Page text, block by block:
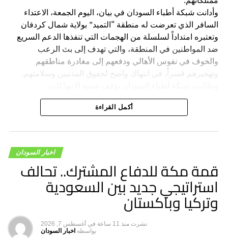
وأدانت شبكة أطباء السودان في بيان، اليوم الجمعة، الاعتداء
السافر الذي تعرضت له منطقة “التميد” بولاية شمال كردفان
وتعتبره امتداداً لسلسلة من الهجمات التي تنفذها الدعم السريع
ضد المواطنين في المنطقة، والتي تهدف إلى بث الرعب
والخوف في نفوس الأهالي ودفعهم إلى مغادرة مناطقهم
وتهجيرهم قسراً، في انتهاك واضح لحقوق المدنيين وسلامتهم.
والاعتداءات ضد المدنيين الذين لا علاقة لهم بالحرب، وتجنيب
السكان المدنيين ويلات الصراع، ودعت المجتمع الدولي والجهات
لوقف هذه الانتهاكات وتحميلها المسؤولية الكاملة عن الانتهاكات
أكمل القراءة
اخبار السودان
قمة مكة للدفاع المشترك.. تحالف
استراتيجي جديد بين السعودية
وتركيا وباكستان
نشرت منذ 11 ساعة في أغسطس 7, 2026
بواسطه اخبار السودان